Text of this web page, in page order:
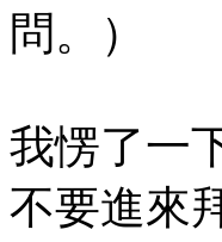
問。）
我愣了一
不要進來